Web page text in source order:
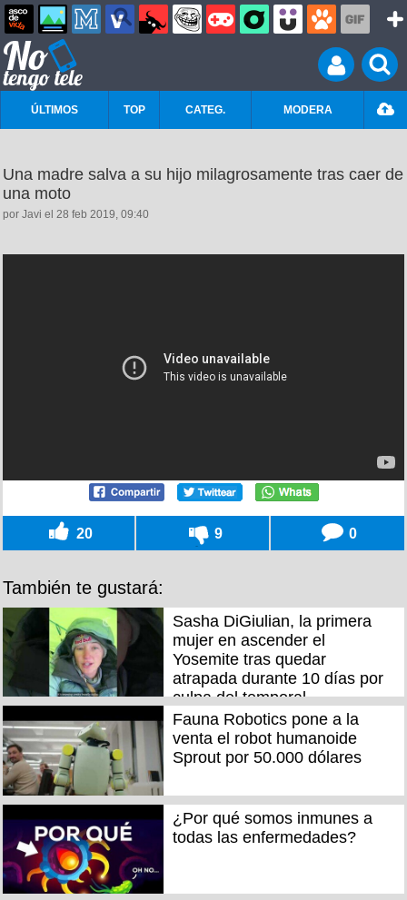
ÚLTIMOS TOP CATEG. MODERA
Una madre salva a su hijo milagrosamente tras caer de
una moto
por Javi el 28 feb 2019, 09:40
20 9 0
También te gustará:
Sasha DiGiulian, la primera
mujer en ascender el
Yosemite tras quedar
atrapada durante 10 días por
culpa del temporal
Fauna Robotics pone a la
venta el robot humanoide
Sprout por 50.000 dólares
¿Por qué somos inmunes a
todas las enfermedades?